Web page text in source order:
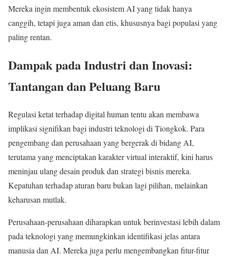
Mereka ingin membentuk ekosistem AI yang tidak hanya
canggih, tetapi juga aman dan etis, khususnya bagi populasi yang
paling rentan.
Dampak pada Industri dan Inovasi:
Tantangan dan Peluang Baru
Regulasi ketat terhadap digital human tentu akan membawa
implikasi signifikan bagi industri teknologi di Tiongkok. Para
pengembang dan perusahaan yang bergerak di bidang AI,
terutama yang menciptakan karakter virtual interaktif, kini harus
meninjau ulang desain produk dan strategi bisnis mereka.
Kepatuhan terhadap aturan baru bukan lagi pilihan, melainkan
keharusan mutlak.
Perusahaan-perusahaan diharapkan untuk berinvestasi lebih dalam
pada teknologi yang memungkinkan identifikasi jelas antara
manusia dan AI. Mereka juga perlu mengembangkan fitur-fitur